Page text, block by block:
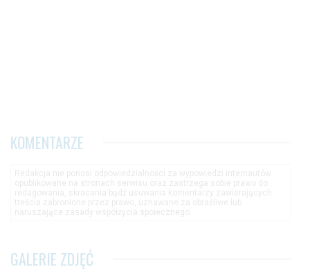
KOMENTARZE
GALERIE ZDJĘĆ